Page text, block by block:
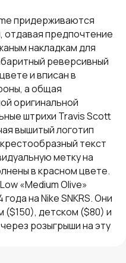
придерживаются
предпочтение
накладкам для
реверсивный
и вписан в
а общая
оригинальной
штрихи Travis Scott
вышитый логотип
текст
метку на
в красном цвете.
«Medium Olive»
на Nike SNKRS. Они
($150), детском ($80) и
розыгрыши на эту